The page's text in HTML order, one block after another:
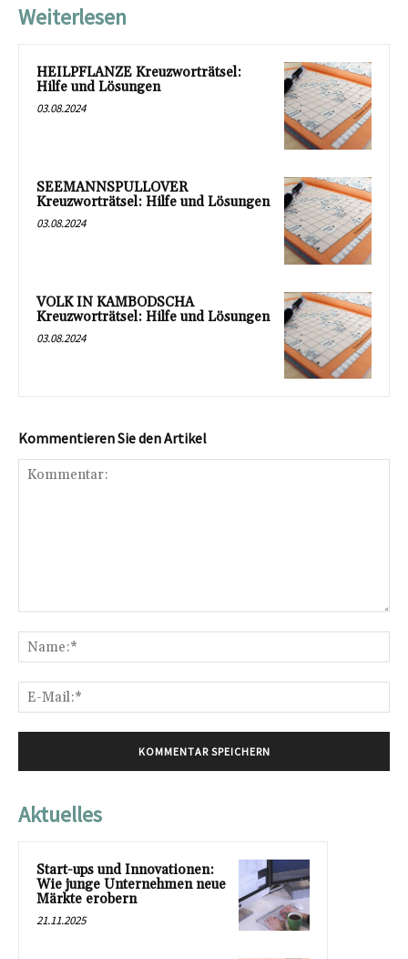
Weiterlesen
HEILPFLANZE Kreuzworträtsel:
Hilfe und Lösungen
03.08.2024
SEEMANNSPULLOVER
Kreuzworträtsel: Hilfe und Lösungen
03.08.2024
VOLK IN KAMBODSCHA
Kreuzworträtsel: Hilfe und Lösungen
03.08.2024
Kommentieren Sie den Artikel
Aktuelles
Start-ups und Innovationen:
Wie junge Unternehmen neue
Märkte erobern
21.11.2025